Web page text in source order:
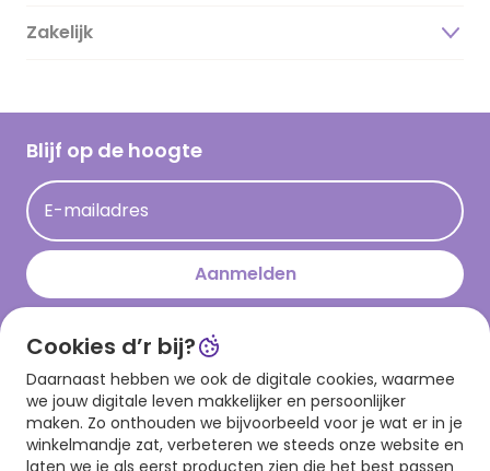
Duurzaamheid
Hallmark Kaartclub
Acties
Persberichten
Hallmark en Kinderpostzegels
Magazine
Cadeau inspiratie
Kaartinspiratie
Zakelijk
Blijf op de hoogte
E-mailadres
Aanmelden
Download onze app
Cookies d’r bij?
Daarnaast hebben we ook de digitale cookies, waarmee
we jouw digitale leven makkelijker en persoonlijker
maken. Zo onthouden we bijvoorbeeld voor je wat er in je
winkelmandje zat, verbeteren we steeds onze website en
laten we je als eerst producten zien die het best passen